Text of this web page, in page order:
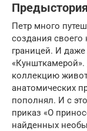
Предыстория
Петр много
создания своего
границей. И
коллекцию
анатомических
пополнял. И с
приказ «О
найденных